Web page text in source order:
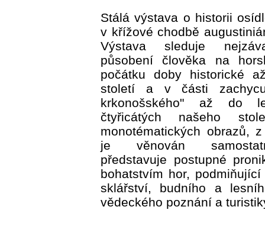
Stálá výstava o historii
v křížové chodbě
Výstava sleduje
působení člověka na
počátku doby historické
století a v části
krkonošského" až do
čtyřicátých našeho
monotématických obrazů,
je věnován
představuje postupné
bohatstvím hor,
sklářství, budního a
vědeckého poznání a